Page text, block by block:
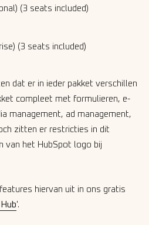
(3 seats included)
(3 seats included)
dat er in ieder pakket verschillen
compleet met formulieren, e-
management, ad management,
zitten er restricties in dit
van het HubSpot logo bij
hiervan uit in ons gratis
'.